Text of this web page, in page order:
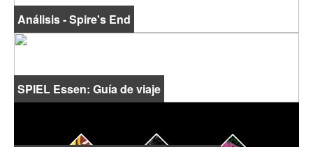
Análisis - Spire's End
SPIEL Essen: Guía de viaje